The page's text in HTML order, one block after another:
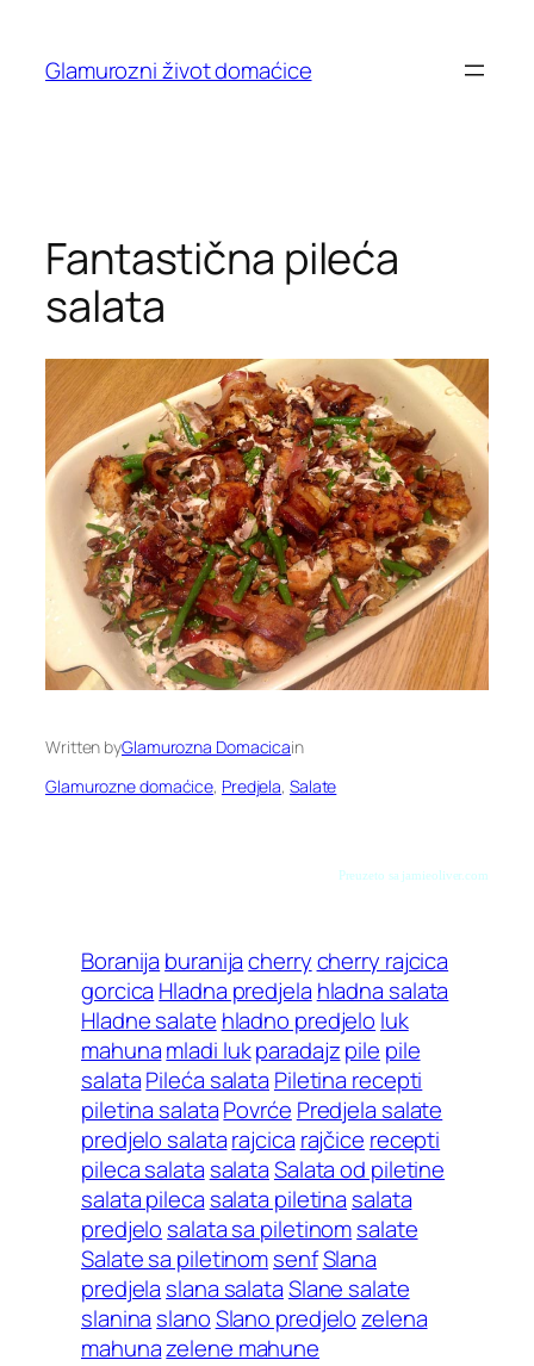
content
Glamurozni život domaćice
Fantastična pileća
salata
Written byGlamurozna Domacicain
Glamurozne domaćice, Predjela, Salate
Preuzeto sa jamieoliver.com
Boranija buranija cherrycherry rajcica
gorcica Hladna predjela hladna salata
Hladne salate hladno predjelo luk
mahunamladi lukparadajzpile pile
salataPileća salata Piletina recepti
piletina salataPovrće Predjela salate
predjelo salatarajcica rajčice recepti
pileca salata salataSalata od piletine
salata pileca salata piletina salata
predjelo salata sa piletinomsalate
Salate sa piletinomsenfSlana
predjela slana salataSlane salate
slanina slanoSlano predjelozelena
mahunazelene mahune